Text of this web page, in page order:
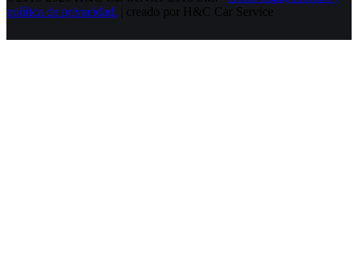
política de privacidad. | creado por H&C Car Service